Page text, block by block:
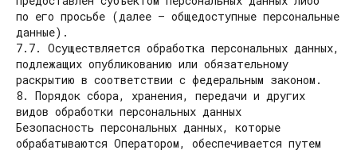
по его просьбе (далее — общедоступные персональные
данные).
7.7. Осуществляется обработка персональных данных,
подлежащих опубликованию или обязательному
раскрытию в соответствии с федеральным законом.
8. Порядок сбора, хранения, передачи и других
видов обработки персональных данных
Безопасность персональных данных, которые
обрабатываются Оператором, обеспечивается путем